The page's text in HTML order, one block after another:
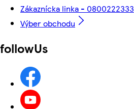
Zákaznícka linka - 0800222333
Výber obchodu
followUs